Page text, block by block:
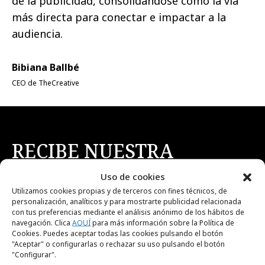
Uso de cookies
Utilizamos cookies propias y de terceros con fines técnicos, de
personalización, analíticos y para mostrarte publicidad relacionada
con tus preferencias mediante el análisis anónimo de los hábitos de
navegación. Clica AQUÍpara más información sobre la Política de
Cookies. Puedes aceptar todas las cookies pulsando el botón
"Aceptar" o configurarlas o rechazar su uso pulsando el botón
"Configurar".
más directa para conectar e impactar a la
audiencia.
Bibiana Ballbé
CEO de TheCreative
RECIBE NUESTRA
NEWSLETTER
Suscríbete gratis a nuestra newsletter para
recibir cada día el contenido más actual sobre
creatividad, publicidad, marketing, y
comunicación.